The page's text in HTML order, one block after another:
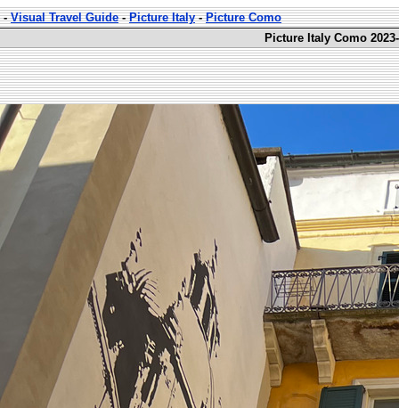
-Visual Travel Guide-Picture Italy-Picture Como
Picture Italy Como